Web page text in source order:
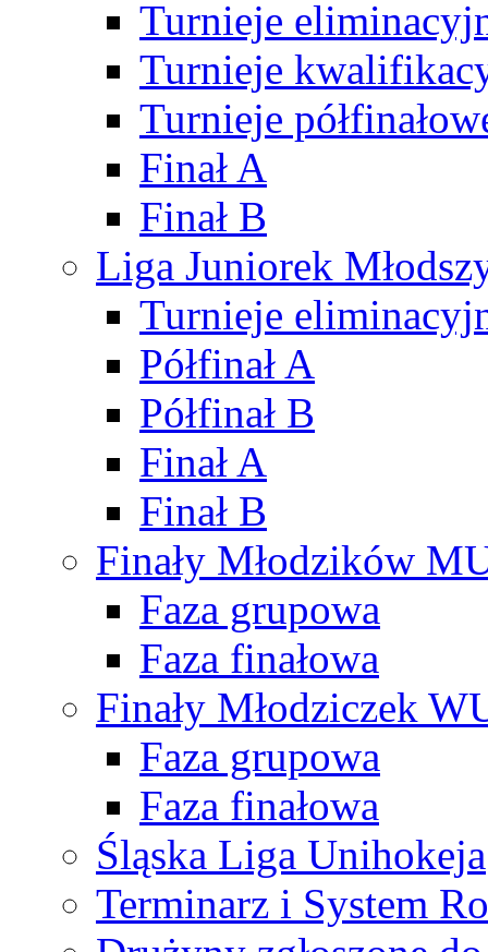
Turnieje
Turnieje
Turnieje
Finał A
Finał B
Liga Juniorek
Turnieje
Półfinał A
Półfinał B
Finał A
Finał B
Finały Młodzików
Faza grupowa
Faza finałowa
Finały Młodziczek
Faza grupowa
Faza finałowa
Śląska Liga Unihokeja
Terminarz i System